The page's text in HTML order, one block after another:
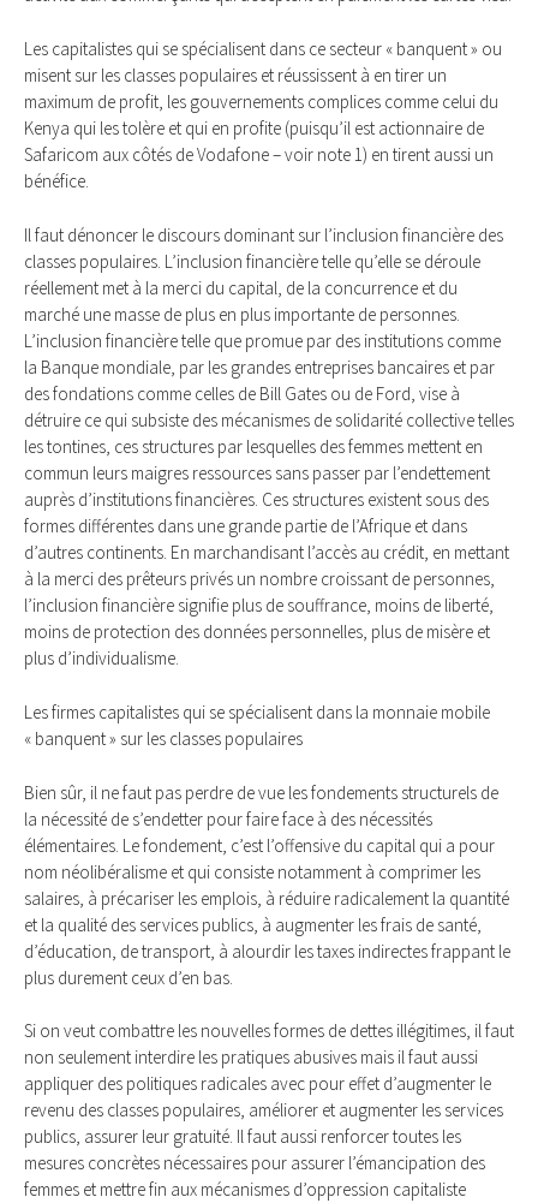
Les capitalistes qui se spécialisent dans ce secteur « banquent » ou
misent sur les classes populaires et réussissent à en tirer un
maximum de profit, les gouvernements complices comme celui du
Kenya qui les tolère et qui en profite (puisqu’il est actionnaire de
Safaricom aux côtés de Vodafone – voir note 1) en tirent aussi un
bénéfice.
Il faut dénoncer le discours dominant sur l’inclusion financière des
classes populaires. L’inclusion financière telle qu’elle se déroule
réellement met à la merci du capital, de la concurrence et du
marché une masse de plus en plus importante de personnes.
L’inclusion financière telle que promue par des institutions comme
la Banque mondiale, par les grandes entreprises bancaires et par
des fondations comme celles de Bill Gates ou de Ford, vise à
détruire ce qui subsiste des mécanismes de solidarité collective telles
les tontines, ces structures par lesquelles des femmes mettent en
commun leurs maigres ressources sans passer par l’endettement
auprès d’institutions financières. Ces structures existent sous des
formes différentes dans une grande partie de l’Afrique et dans
d’autres continents. En marchandisant l’accès au crédit, en mettant
à la merci des prêteurs privés un nombre croissant de personnes,
l’inclusion financière signifie plus de souffrance, moins de liberté,
moins de protection des données personnelles, plus de misère et
plus d’individualisme.
Les firmes capitalistes qui se spécialisent dans la monnaie mobile
« banquent » sur les classes populaires
Bien sûr, il ne faut pas perdre de vue les fondements structurels de
la nécessité de s’endetter pour faire face à des nécessités
élémentaires. Le fondement, c’est l’offensive du capital qui a pour
nom néolibéralisme et qui consiste notamment à comprimer les
salaires, à précariser les emplois, à réduire radicalement la quantité
et la qualité des services publics, à augmenter les frais de santé,
d’éducation, de transport, à alourdir les taxes indirectes frappant le
plus durement ceux d’en bas.
Si on veut combattre les nouvelles formes de dettes illégitimes, il faut
non seulement interdire les pratiques abusives mais il faut aussi
appliquer des politiques radicales avec pour effet d’augmenter le
revenu des classes populaires, améliorer et augmenter les services
publics, assurer leur gratuité. Il faut aussi renforcer toutes les
mesures concrètes nécessaires pour assurer l’émancipation des
femmes et mettre fin aux mécanismes d’oppression capitaliste